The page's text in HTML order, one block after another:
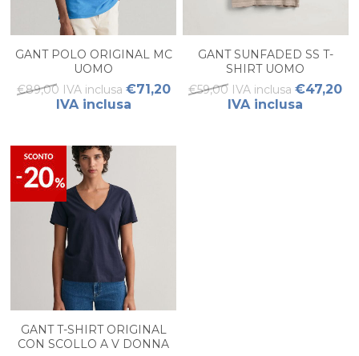
GANT POLO ORIGINAL MC
UOMO
€89,00 IVA inclusa €71,20
IVA inclusa
GANT SUNFADED SS T-
SHIRT UOMO
€59,00 IVA inclusa €47,20
IVA inclusa
GANT T-SHIRT ORIGINAL
CON SCOLLO A V DONNA